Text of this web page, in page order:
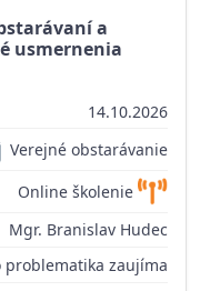
a
usmernenia
14.10.2026
Verejné obstarávanie
Online školenie
Mgr. Branislav Hudec
problematika zaujíma